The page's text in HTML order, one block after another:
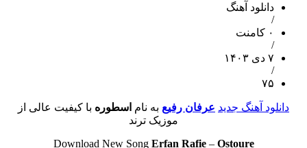
دانلود آهنگ
/
۰ کامنت
/
۷ دی ۱۴۰۳
/
۷۵
دانلود آهنگ جدید عرفان رفیع به نام اسطوره با کیفیت عالی از
موزیک ترند
Download New Song Erfan Rafie– Ostoure